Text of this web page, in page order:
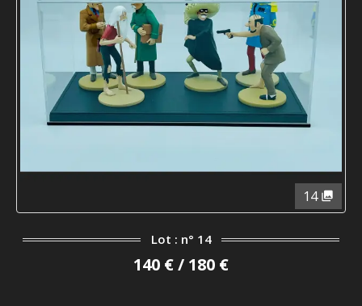
14
Lot : n° 14
140 € / 180 €